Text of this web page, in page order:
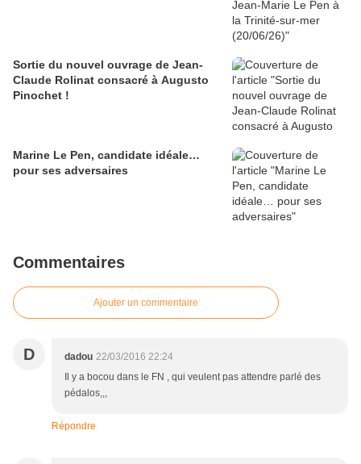
Sortie du nouvel ouvrage de Jean-
Claude Rolinat consacré à Augusto
Pinochet !
Marine Le Pen, candidate idéale…
pour ses adversaires
Commentaires
Ajouter un commentaire
D dadou 22/03/2016 22:24
Il y a bocou dans le FN , qui veulent pas attendre parlé des
pédalos,,,
Répondre